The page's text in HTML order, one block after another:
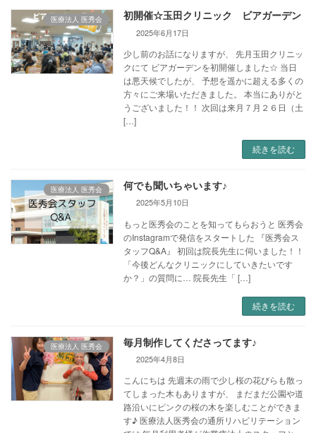
医療法人 医秀会 初開催☆玉田クリニック ビアガーデン
2025年6月17日
少し前のお話になりますが、 先月玉田クリニッ
クにて ビアガーデンを初開催しました☆ 当日
は悪天候でしたが、 予想を遥かに超える多くの
方々にご来場いただきました。 本当にありがと
うございました！！ 次回は来月７月２６日（土
[…]
続きを読む
医療法人 医秀会 何でも聞いちゃいます♪
2025年5月10日
もっと医秀会のことを知ってもらおうと 医秀会
のInstagramで発信をスタートした 『医秀会ス
タッフQ&A』 初回は院長先生に伺いました！！
「今後どんなクリニックにしていきたいです
か？」の質問に… 院長先生「 […]
続きを読む
医療法人 医秀会 毎月制作してくださってます♪
2025年4月8日
こんにちは 先週末の雨で少し桜の花びらも散っ
てしまった木もありますが、 まだまだ公園や道
路沿いにピンクの桜の木を楽しむことができま
す♪ 医療法人医秀会の通所リハビリテーション